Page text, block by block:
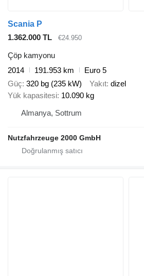
Scania P
1.362.000 TL
€24.950
Çöp kamyonu
2014
191.953 km
Euro 5
Güç 320 bg (235 kW) Yakıt dizel
Yük kapasitesi 10.090 kg
Almanya, Sottrum
Nutzfahrzeuge 2000 GmbH